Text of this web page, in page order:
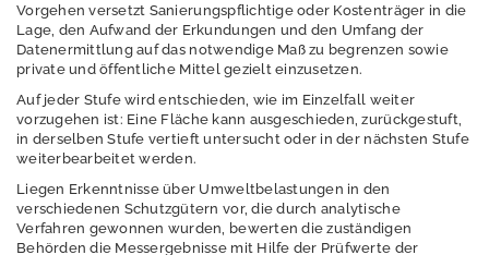
Geologie
Klimawandel und
Lärm
Luft
Nachhaltigkeit /
Indikatoren
Vorgehen versetzt Sanierungspflichtige oder Kostenträger in die
Lage, den Aufwand der Erkundungen und den Umfang der
Datenermittlung auf das notwendige Maß zu begrenzen sowie
private und öffentliche Mittel gezielt einzusetzen.
Auf jeder Stufe wird entschieden, wie im Einzelfall weiter
vorzugehen ist: Eine Fläche kann ausgeschieden, zurückgestuft,
in derselben Stufe vertieft untersucht oder in der nächsten Stufe
weiterbearbeitet werden.
Liegen Erkenntnisse über Umweltbelastungen in den
verschiedenen Schutzgütern vor, die durch analytische
Verfahren gewonnen wurden, bewerten die zuständigen
Behörden die Messergebnisse mit Hilfe der Prüfwerte der